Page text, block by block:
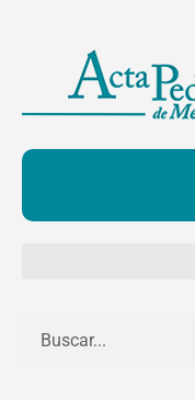
contenido